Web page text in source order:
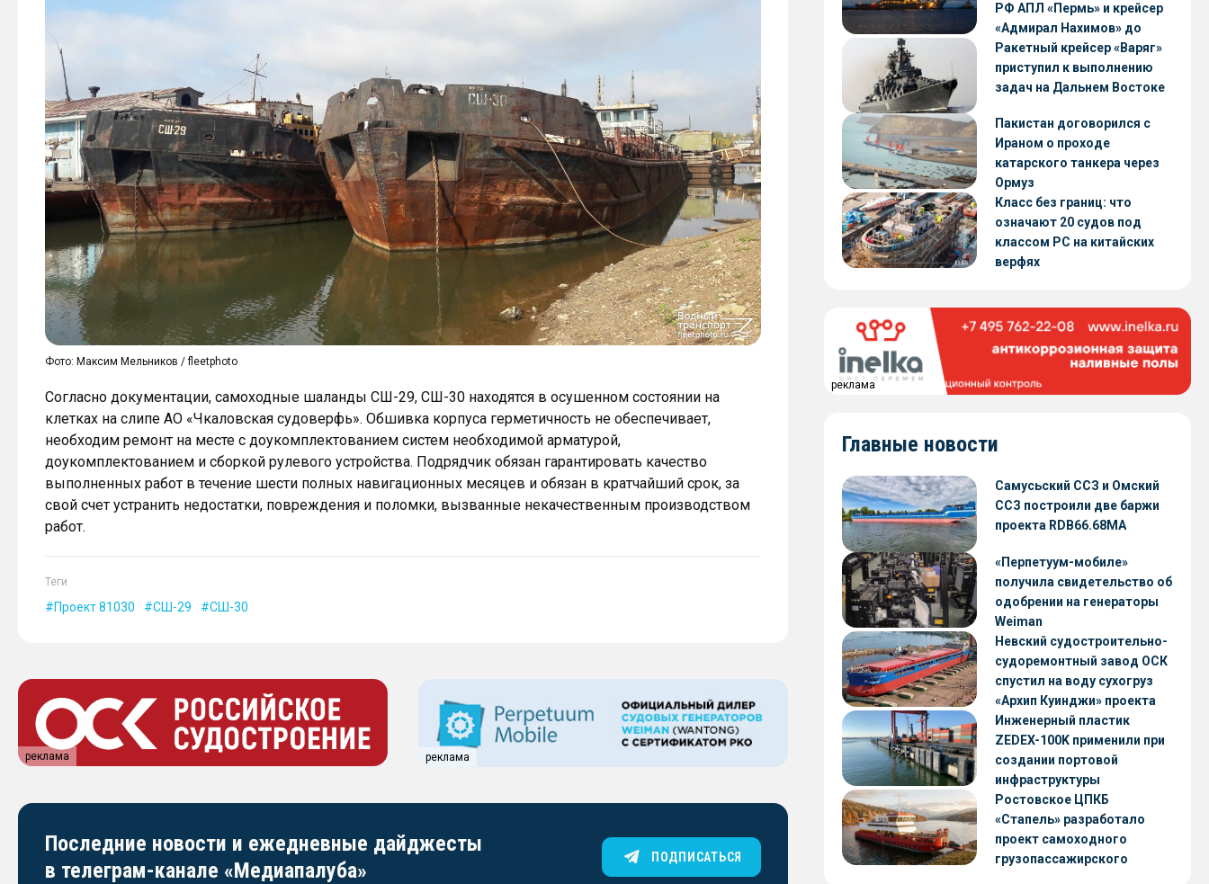
Фото: Максим Мельников / fleetphoto
Согласно документации, самоходные шаланды СШ-29, СШ-30 находятся в осушенном состоянии на
клетках на слипе АО «Чкаловская судоверфь». Обшивка корпуса герметичность не обеспечивает,
необходим ремонт на месте с доукомплектованием систем необходимой арматурой,
доукомплектованием и сборкой рулевого устройства. Подрядчик обязан гарантировать качество
выполненных работ в течение шести полных навигационных месяцев и обязан в кратчайший срок, за
свой счет устранить недостатки, повреждения и поломки, вызванные некачественным производством
работ.
Теги
Проект 81030 СШ-29 СШ-30
реклама реклама
Последние новости и ежедневные дайджесты
в телеграм-канале «Медиапалуба»
ПОДПИСАТЬСЯ
РФ АПЛ «Пермь» и крейсер
«Адмирал Нахимов» до
конца 2026 года
Ракетный крейсер «Варяг»
приступил к выполнению
задач на Дальнем Востоке
Пакистан договорился с
Ираном о проходе
катарского танкера через
Ормуз
Класс без границ: что
означают 20 судов под
классом РС на китайских
верфях
реклама
Главные новости
Самусьский ССЗ и Омский
ССЗ построили две баржи
проекта RDB66.68МА
«Перпетуум-мобиле»
получила свидетельство об
одобрении на генераторы
Weiman
Невский судостроительно-
судоремонтный завод ОСК
спустил на воду сухогруз
«Архип Куинджи» проекта
RSD59
Инженерный пластик
ZEDEX-100K применили при
создании портовой
инфраструктуры
Ростовское ЦПКБ
«Стапель» разработало
проект самоходного
грузопассажирского